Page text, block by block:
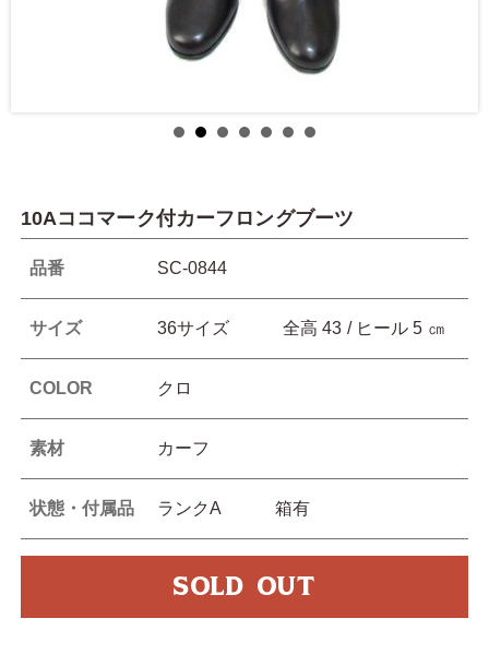
10Aココマーク付カーフロングブーツ
品番 SC-0844
サイズ 36サイズ 全高 43 / ヒール 5 ㎝
COLOR クロ
素材 カーフ
状態・付属品 ランクA 箱有
SOLD OUT